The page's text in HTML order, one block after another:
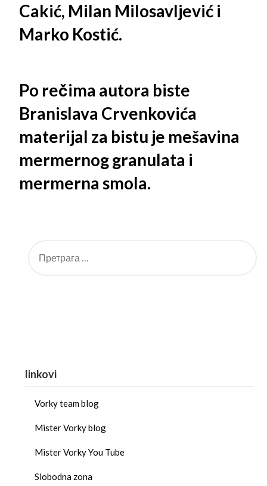
Cakić, Milan Milosavljević i
Marko Kostić.
Po rečima autora biste
Branislava Crvenkovića
materijal za bistu je mešavina
mermernog granulata i
mermerna smola.
linkovi
Vorky team blog
Mister Vorky blog
Mister Vorky You Tube
Slobodna zona